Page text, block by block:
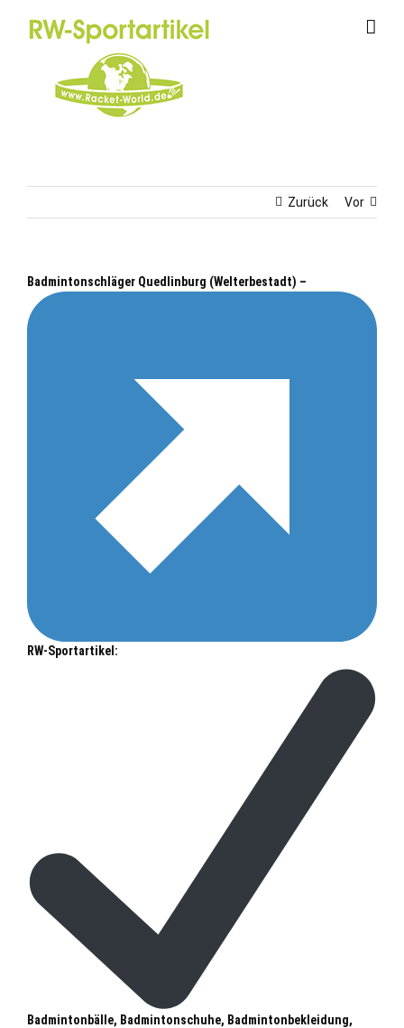
Zurück Vor
Badmintonschläger Quedlinburg (Welterbestadt) –
RW-Sportartikel:
Badmintonbälle, Badmintonschuhe, Badmintonbekleidung,